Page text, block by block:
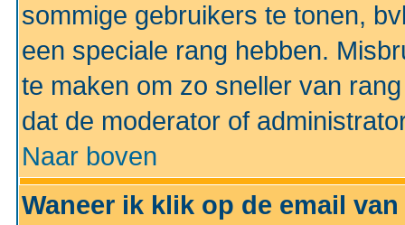
sommige gebruikers te tonen,
een speciale rang hebben.
te maken om zo sneller van
dat de moderator of
Naar boven
Waneer ik klik op de email